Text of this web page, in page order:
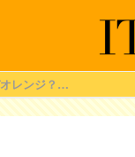
ハロウィンのかぼちゃは、なぜオレンジ？ 由来を知ってもっと楽しもう♪